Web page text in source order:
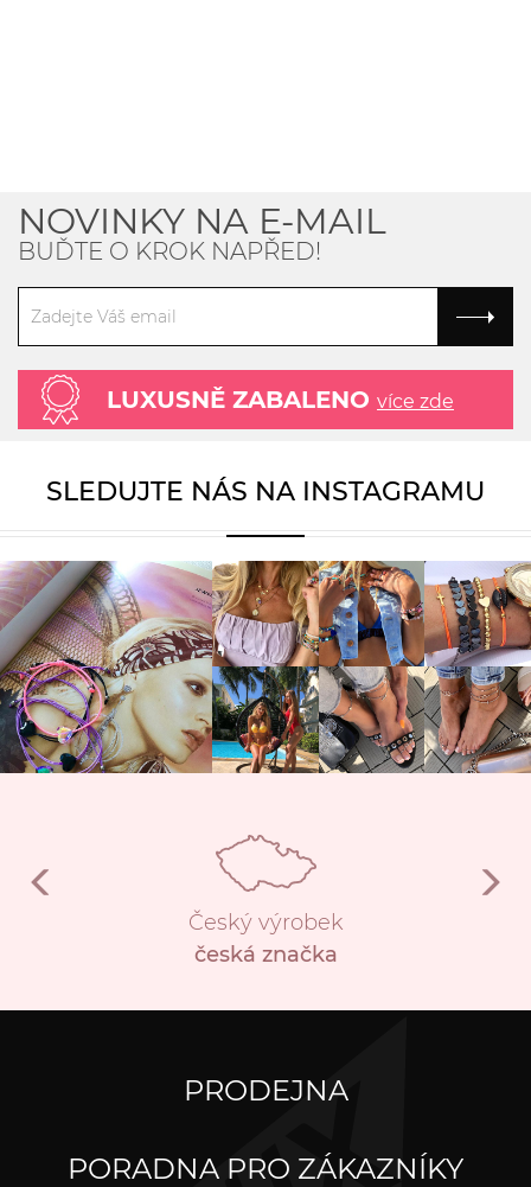
NOVINKY NA E-MAIL
BUĎTE O KROK NAPŘED!
LUXUSNĚ ZABALENO více zde
SLEDUJTE NÁS NA INSTAGRAMU
Český výrobek
česká značka
PRODEJNA
PORADNA PRO ZÁKAZNÍKY